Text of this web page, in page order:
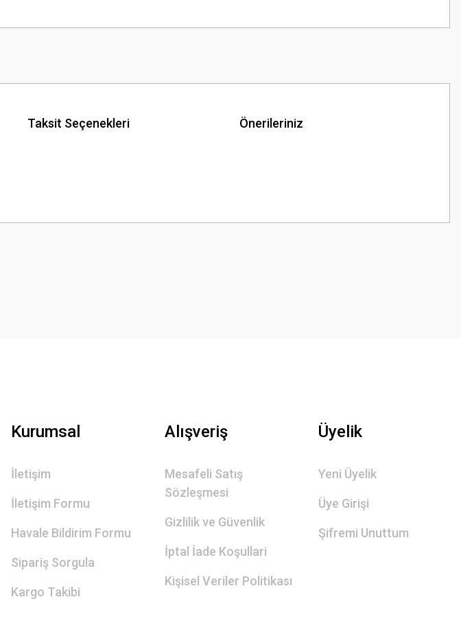
Taksit Seçenekleri Önerileriniz
Kurumsal
İletişim
İletişim Formu
Havale Bildirim Formu
Sipariş Sorgula
Kargo Takibi
Alışveriş
Mesafeli Satış
Sözleşmesi
Gizlilik ve Güvenlik
İptal İade Koşullari
Kişisel Veriler Politikası
Üyelik
Yeni Üyelik
Üye Girişi
Şifremi Unuttum